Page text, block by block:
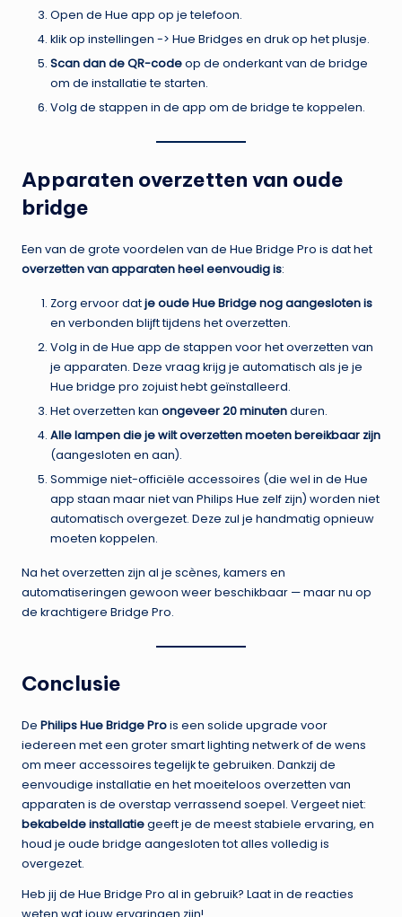
Open de Hue app op je telefoon.
klik op instellingen -> Hue Bridges en druk op het plusje.
Scan dan de QR-codeop de onderkant van de bridge
om de installatie te starten.
Volg de stappen in de app om de bridge te koppelen.
Apparaten overzetten van oude
bridge
Een van de grote voordelen van de Hue Bridge Pro is dat het
overzetten van apparaten heel eenvoudig is:
Zorg ervoor datje oude Hue Bridge nog aangesloten is
en verbonden blijft tijdens het overzetten.
Volg in de Hue app de stappen voor het overzetten van
je apparaten. Deze vraag krijg je automatisch als je je
Hue bridge pro zojuist hebt geïnstalleerd.
Het overzetten kan ongeveer 20 minutenduren.
Alle lampen die je wilt overzetten moeten bereikbaar zijn
(aangesloten en aan).
Sommige niet-officiële accessoires (die wel in de Hue
app staan maar niet van Philips Hue zelf zijn) worden niet
automatisch overgezet. Deze zul je handmatig opnieuw
moeten koppelen.
Na het overzetten zijn al je scènes, kamers en
automatiseringen gewoon weer beschikbaar — maar nu op
de krachtigere Bridge Pro.
Conclusie
De Philips Hue Bridge Prois een solide upgrade voor
iedereen met een groter smart lighting netwerk of de wens
om meer accessoires tegelijk te gebruiken. Dankzij de
eenvoudige installatie en het moeiteloos overzetten van
apparaten is de overstap verrassend soepel. Vergeet niet:
bekabelde installatiegeeft je de meest stabiele ervaring, en
houd je oude bridge aangesloten tot alles volledig is
overgezet.
Heb jij de Hue Bridge Pro al in gebruik? Laat in de reacties